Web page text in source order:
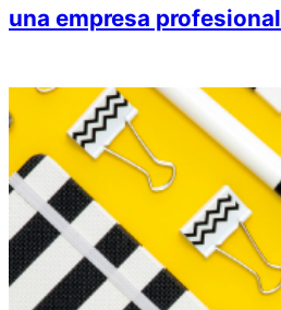
una empresa profesional